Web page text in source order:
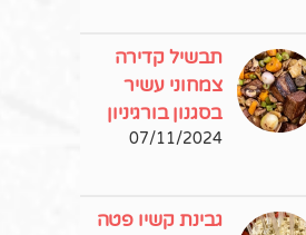
תבשיל קדירה
צמחוני עשיר
בסגנון בורגיניון
07/11/2024
גבינת קשיו פטה